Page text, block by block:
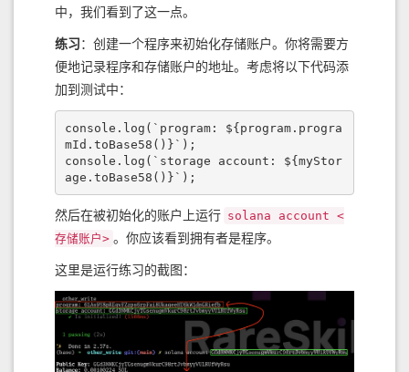
中，我们看到了这一点。
练习：创建一个程序来初始化存储账户。你将需要方
便地记录程序和存储账户的地址。考虑将以下代码添
加到测试中：
console.log(`program: ${program.progra
mId.toBase58()}`);
console.log(`storage account: ${myStor
age.toBase58()}`);
然后在被初始化的账户上运行 solana account <
存储账户> 。你应该看到拥有者是程序。
这里是运行练习的截图：